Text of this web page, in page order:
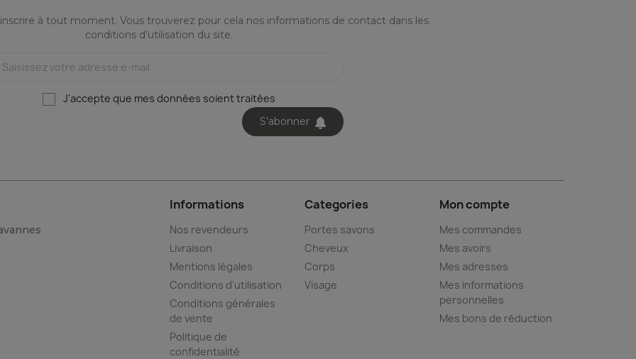
CHF
18,00 CHF
à tout moment. Vous trouverez pour cela nos informations de contact dans les
conditions d’utilisation du site.
S’abonner
J'accepte que mes données soient traitées
Informations
Nos revendeurs
Livraison
Mentions légales
Conditions d'utilisation
Conditions générales
de vente
Politique de
confidentialité
Categories
Portes savons
Cheveux
Corps
Visage
Mon compte
Mes commandes
Mes avoirs
Mes adresses
Mes informations
personnelles
Mes bons de réduction